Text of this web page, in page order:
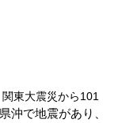
関東大震災から101
沖で地震があり、